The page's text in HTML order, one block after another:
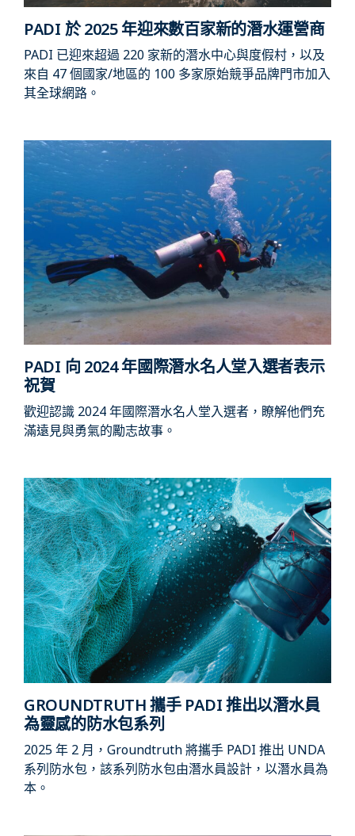
PADI 於 2025 年迎來數百家新的潛水運營商
PADI 已迎來超過 220 家新的潛水中心與度假村，以及
來自 47 個國家/地區的 100 多家原始競爭品牌門市加入
其全球網路。
PADI 向 2024 年國際潛水名人堂入選者表示
祝賀
歡迎認識 2024 年國際潛水名人堂入選者，瞭解他們充
滿遠見與勇氣的勵志故事。
GROUNDTRUTH 攜手 PADI 推出以潛水員
為靈感的防水包系列
2025 年 2 月，Groundtruth 將攜手 PADI 推出 UNDA
系列防水包，該系列防水包由潛水員設計，以潛水員為
本。